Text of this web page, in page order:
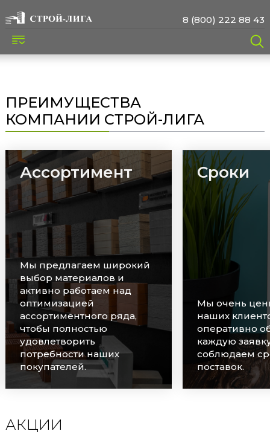
8 (800) 222 88 43
ПРЕИМУЩЕСТВА
КОМПАНИИ СТРОЙ-ЛИГА
Ассортимент
Мы предлагаем широкий
выбор материалов и
активно работаем над
оптимизацией
ассортиментного ряда,
чтобы полностью
удовлетворить
потребности наших
покупателей.
Сроки
Мы очень
наших
оперативно
каждую
соблюдаем
поставок.
АКЦИИ